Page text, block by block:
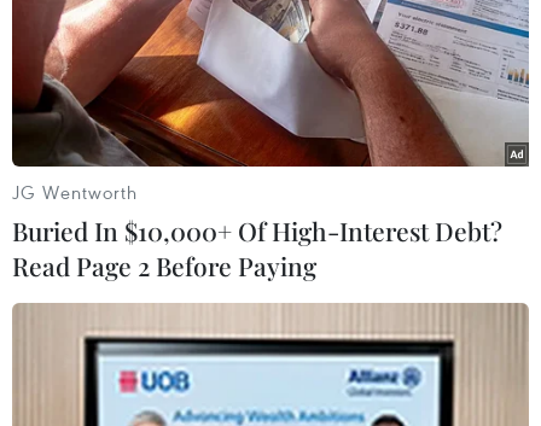
hiệp ước hòa bình.
JG Wentworth
Buried In $10,000+ Of High-Interest Debt?
Read Page 2 Before Paying